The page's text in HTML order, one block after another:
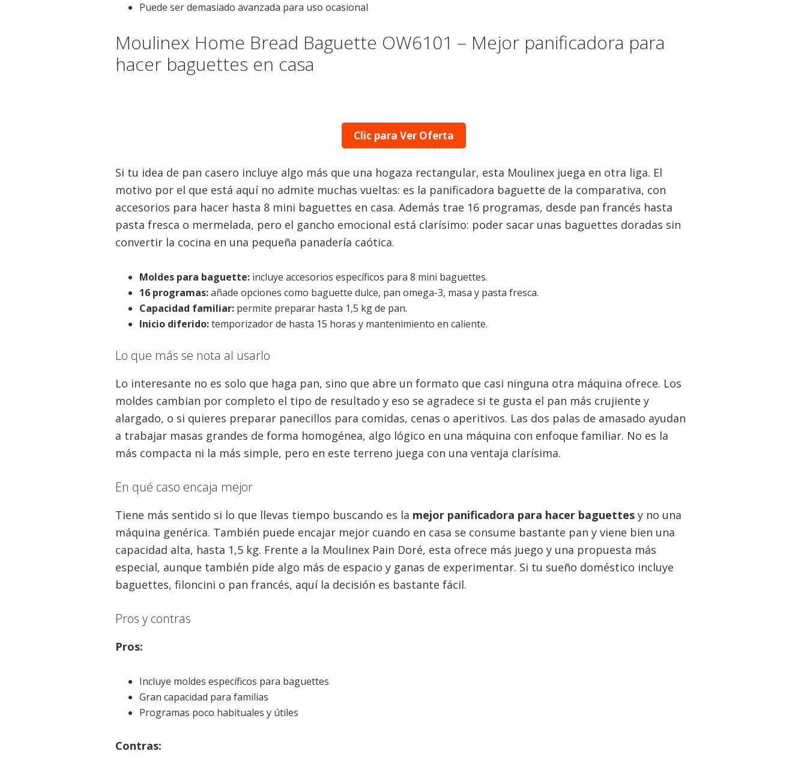
Puede ser demasiado avanzada para uso ocasional
Moulinex Home Bread Baguette OW6101 – Mejor panificadora para
hacer baguettes en casa
Clic para Ver Oferta
Si tu idea de pan casero incluye algo más que una hogaza rectangular, esta Moulinex juega en otra liga. El
motivo por el que está aquí no admite muchas vueltas: es la panificadora baguette de la comparativa, con
accesorios para hacer hasta 8 mini baguettes en casa. Además trae 16 programas, desde pan francés hasta
pasta fresca o mermelada, pero el gancho emocional está clarísimo: poder sacar unas baguettes doradas sin
convertir la cocina en una pequeña panadería caótica.
Moldes para baguette: incluye accesorios específicos para 8 mini baguettes.
16 programas:añade opciones como baguette dulce, pan omega-3, masa y pasta fresca.
Capacidad familiar: permite preparar hasta 1,5 kg de pan.
Inicio diferido:temporizador de hasta 15 horas y mantenimiento en caliente.
Lo que más se nota al usarlo
Lo interesante no es solo que haga pan, sino que abre un formato que casi ninguna otra máquina ofrece. Los
moldes cambian por completo el tipo de resultado y eso se agradece si te gusta el pan más crujiente y
alargado, o si quieres preparar panecillos para comidas, cenas o aperitivos. Las dos palas de amasado ayudan
a trabajar masas grandes de forma homogénea, algo lógico en una máquina con enfoque familiar. No es la
más compacta ni la más simple, pero en este terreno juega con una ventaja clarísima.
En qué caso encaja mejor
Tiene más sentido si lo que llevas tiempo buscando es la mejor panificadora para hacer baguettes y no una
máquina genérica. También puede encajar mejor cuando en casa se consume bastante pan y viene bien una
capacidad alta, hasta 1,5 kg. Frente a la Moulinex Pain Doré, esta ofrece más juego y una propuesta más
especial, aunque también pide algo más de espacio y ganas de experimentar. Si tu sueño doméstico incluye
baguettes, filoncini o pan francés, aquí la decisión es bastante fácil.
Pros y contras
Pros:
Incluye moldes específicos para baguettes
Gran capacidad para familias
Programas poco habituales y útiles
Contras: